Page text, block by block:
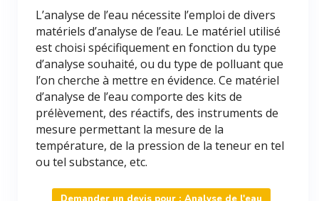
L’analyse de l’eau nécessite l’emploi de divers
matériels d’analyse de l’eau. Le matériel utilisé
est choisi spécifiquement en fonction du type
d’analyse souhaité, ou du type de polluant que
l’on cherche à mettre en évidence. Ce matériel
d’analyse de l’eau comporte des kits de
prélèvement, des réactifs, des instruments de
mesure permettant la mesure de la
température, de la pression de la teneur en tel
ou tel substance, etc.